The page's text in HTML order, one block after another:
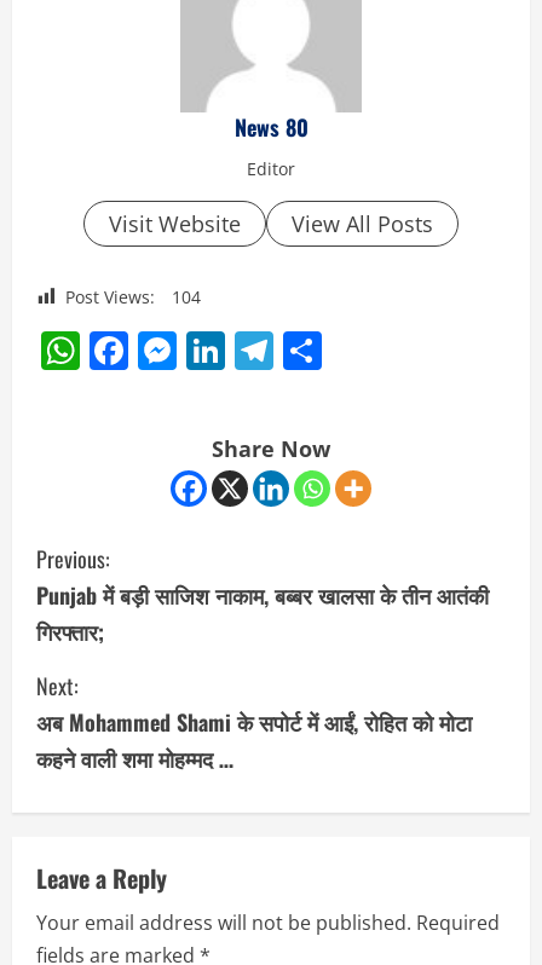
News 80
Editor
Visit Website View All Posts
Post Views: 104
WhatsApp
Facebook
Messenger
LinkedIn
Telegram
Share Now
C
o
n
t
i
n
e
R
Previous:
Punjab में बड़ी साजिश नाकाम, बब्बर खालसा के तीन आतंकी
गिरफ्तार;
Next:
अब Mohammed Shami के सपोर्ट में आईं, रोहित को मोटा
कहने वाली शमा मोहम्मद …
Leave a Reply
Your email address will not be published. Required
fields are marked *